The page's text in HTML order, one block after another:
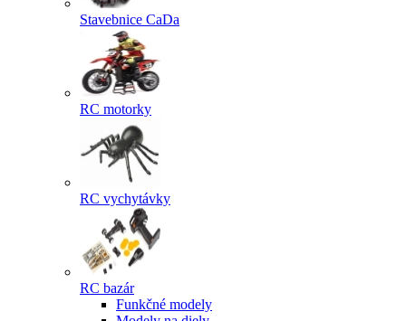
Stavebnice CaDa
RC motorky
RC vychytávky
RC bazár
Funkčné modely